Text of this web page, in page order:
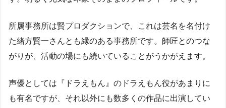
所属事務所は賢プロダクションで、これは芸名を名付け
た緒方賢一さんとも縁のある事務所です。師匠とのつな
がりが、活動の場にも続いていることがうかがえます。
声優としては『ドラえもん』のドラえもん役があまりに
も有名ですが、それ以外にも数多くの作品に出演してい